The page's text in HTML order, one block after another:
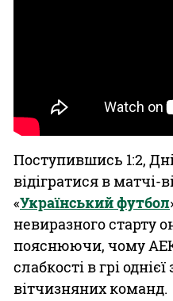
Поступившись 1:2,
відігратися в матчі-
«Український футбол
невиразного старту
пояснюючи, чому
слабкості в грі
вітчизняних команд.